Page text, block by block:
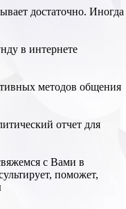
достаточно. Иногда
в интернете
методов общения
отчет для
с Вами в
поможет,